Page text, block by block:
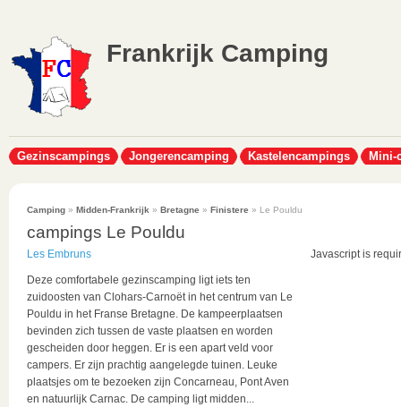
Frankrijk Camping
Gezinscampings Jongerencamping Kastelencampings Mini-
Camping » Midden-Frankrijk » Bretagne » Finistere » Le Pouldu
campings Le Pouldu
Les Embruns
Deze comfortabele gezinscamping ligt iets ten
zuidoosten van Clohars-Carnoët in het centrum van Le
Pouldu in het Franse Bretagne. De kampeerplaatsen
bevinden zich tussen de vaste plaatsen en worden
gescheiden door heggen. Er is een apart veld voor
campers. Er zijn prachtig aangelegde tuinen. Leuke
plaatsjes om te bezoeken zijn Concarneau, Pont Aven
en natuurlijk Carnac. De camping ligt midden...
Javascript is